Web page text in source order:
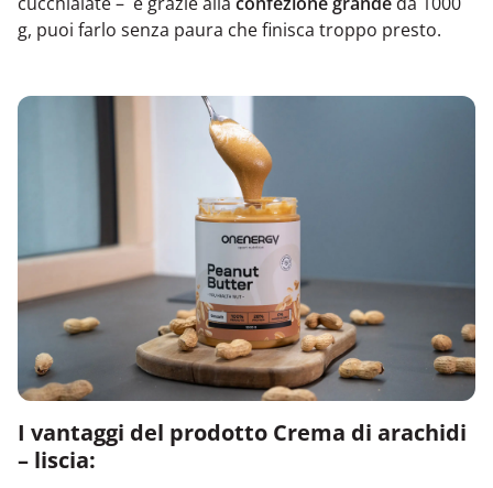
g, puoi farlo senza paura che finisca troppo presto.
I vantaggi del prodotto Crema di arachidi
– liscia: